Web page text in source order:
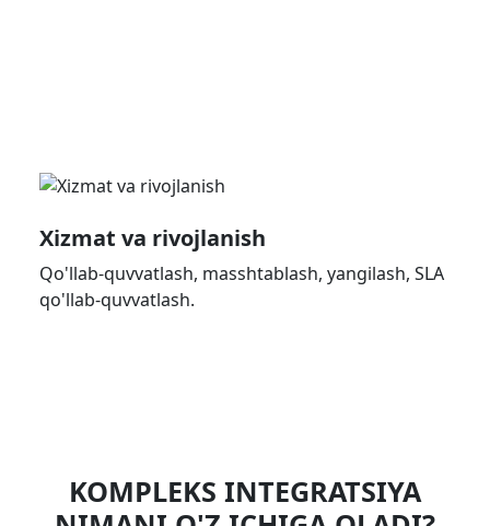
Xizmat va rivojlanish
Qo'llab-quvvatlash, masshtablash, yangilash, SLA
qo'llab-quvvatlash.
KOMPLEKS INTEGRATSIYA